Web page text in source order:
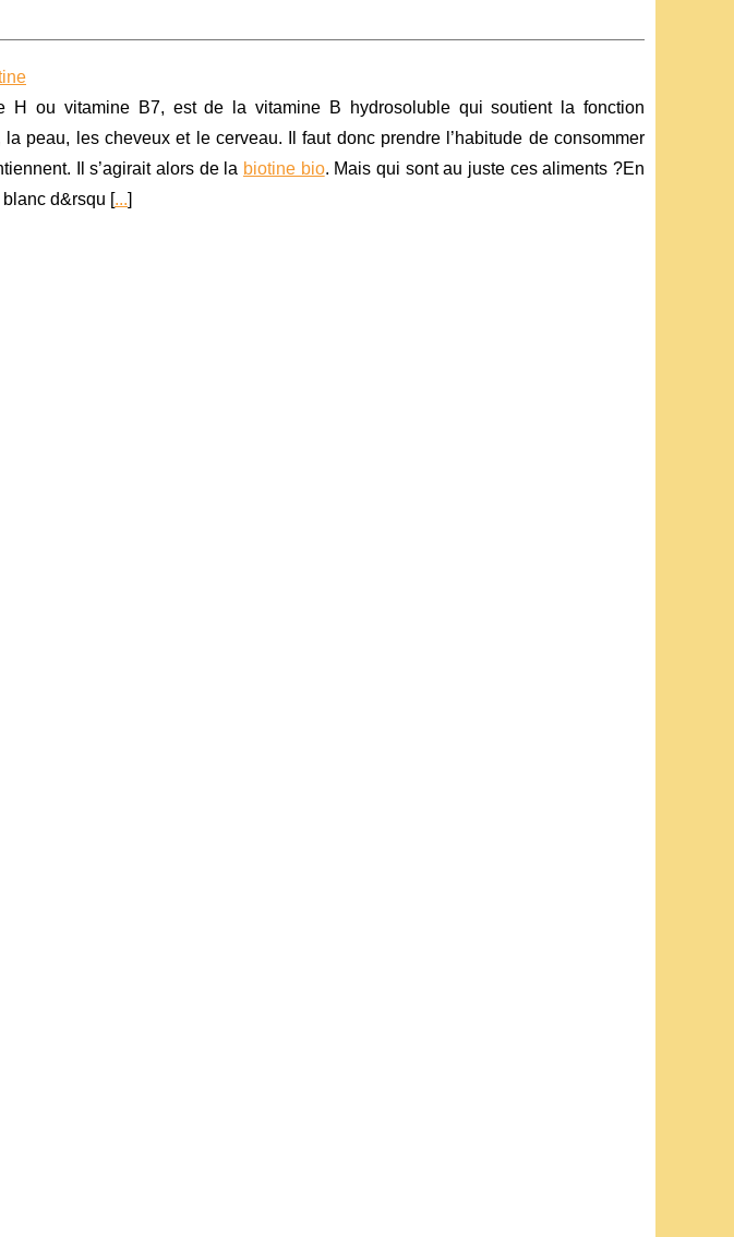
H ou vitamine B7, est de la vitamine B hydrosoluble qui soutient la fonction
peau, les cheveux et le cerveau. Il faut donc prendre l’habitude de consommer
Il s’agirait alors de la biotine bio. Mais qui sont au juste ces aliments ?En
d&rsqu [...]